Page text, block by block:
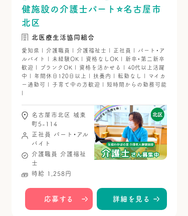
健施設の介護士パート⭐名古屋市
北区
北医療生活協同組合
愛知県 | 介護職員 | 介護福祉士 | 正社員 | パート・ア
ルバイト | 未経験OK | 資格なしOK | 新卒・第二新卒
歓迎 | ブランクOK | 資格を活かせる | 40代以上活躍
中 | 年間休日120日以上 | 扶養内 | 転勤なし | マイカ
ー通勤可 | 子育て中の方歓迎 | 短時間からの勤務可能
名古屋市北区 城東
町5-114
正社員
パート・アル
バイト
介護職員
介護福祉
士
時給 1,258円
応募する 詳細を見る